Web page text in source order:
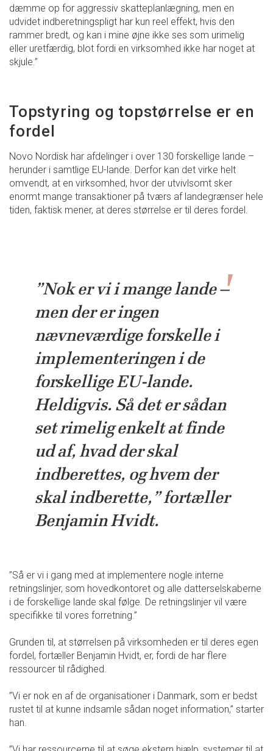
dæmme op for aggressiv skatteplanlægning, men en
udvidet indberetningspligt har kun reel effekt, hvis den
rammer bredt, og kan i mine øjne ikke ses som urimelig
eller uretfærdig, blot fordi en virksomhed ikke har noget at
skjule.”
Topstyring og topstørrelse er en
fordel
Novo Nordisk har afdelinger i over 130 forskellige lande –
herunder i samtlige EU-lande. Derfor kan det virke helt
omvendt, at en virksomhed, hvor der utvivlsomt sker
enormt mange transaktioner på tværs af landegrænser hele
tiden, faktisk mener, at deres størrelse er til deres fordel.
”Nok er vi i mange lande –
men der er ingen
nævneværdige forskelle i
implementeringen i de
forskellige EU-lande.
Heldigvis. Så det er sådan
set rimelig enkelt at finde
ud af, hvad der skal
indberettes, og hvem der
skal indberette,” fortæller
Benjamin Hvidt.
”Så er vi i gang med at implementere nogle interne
retningslinjer, som hovedkontoret og alle datterselskaberne
i de forskellige lande skal følge. De retningslinjer vil være
specifikke til vores forretning.”
Grunden til, at størrelsen på virksomheden er til deres egen
fordel, fortæller Benjamin Hvidt, er, fordi de har flere
ressourcer til rådighed.
”Vi er nok en af de organisationer i Danmark, som er bedst
rustet til at kunne indsamle sådan noget information,” starter
han.